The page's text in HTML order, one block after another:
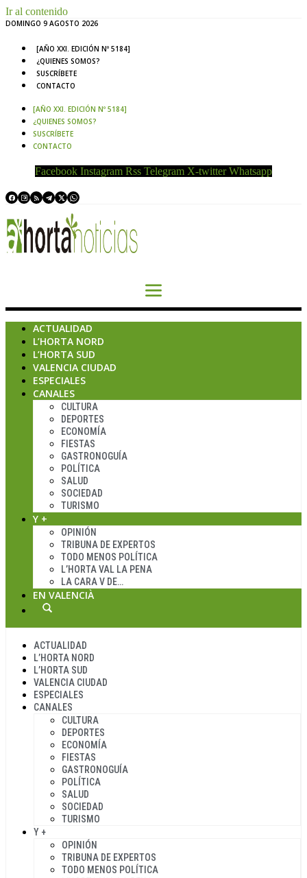
Ir al contenido
DOMINGO 9 AGOSTO 2026
[AÑO XXI. EDICIÓN Nº 5184]
¿QUIENES SOMOS?
SUSCRÍBETE
CONTACTO
[AÑO XXI. EDICIÓN Nº 5184]
¿QUIENES SOMOS?
SUSCRÍBETE
CONTACTO
Facebook Instagram Rss Telegram X-twitter Whatsapp
ACTUALIDAD
L’HORTA NORD
L’HORTA SUD
VALENCIA CIUDAD
ESPECIALES
CANALES
CULTURA
DEPORTES
ECONOMÍA
FIESTAS
GASTRONOGUÍA
POLÍTICA
SALUD
SOCIEDAD
TURISMO
Y +
OPINIÓN
TRIBUNA DE EXPERTOS
TODO MENOS POLÍTICA
L’HORTA VAL LA PENA
LA CARA V DE…
EN VALENCIÀ
ACTUALIDAD
L’HORTA NORD
L’HORTA SUD
VALENCIA CIUDAD
ESPECIALES
CANALES
CULTURA
DEPORTES
ECONOMÍA
FIESTAS
GASTRONOGUÍA
POLÍTICA
SALUD
SOCIEDAD
TURISMO
Y +
OPINIÓN
TRIBUNA DE EXPERTOS
TODO MENOS POLÍTICA